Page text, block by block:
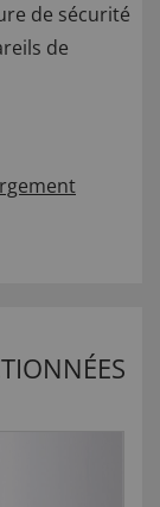
de sécurité
de